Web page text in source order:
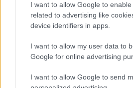
I want to allow Google to
related to advertising like
device identifiers in apps.
I want to allow my user data to
Google for online advertising
I want to allow Google to send
összetörte autóját
egy belgiumi
Nagyot bukott Jos Verstappen a